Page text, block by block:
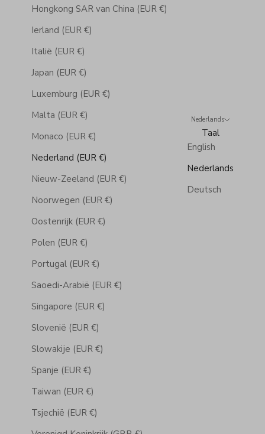
Hongkong SAR van China (EUR €)
Ierland (EUR €)
Italië (EUR €)
Japan (EUR €)
Luxemburg (EUR €)
Malta (EUR €)
Monaco (EUR €)
Nederland (EUR €)
Nieuw-Zeeland (EUR €)
Noorwegen (EUR €)
Oostenrijk (EUR €)
Polen (EUR €)
Portugal (EUR €)
Saoedi-Arabië (EUR €)
Singapore (EUR €)
Slovenië (EUR €)
Slowakije (EUR €)
Spanje (EUR €)
Taiwan (EUR €)
Tsjechië (EUR €)
Nederlands
Taal
English
Nederlands
Deutsch